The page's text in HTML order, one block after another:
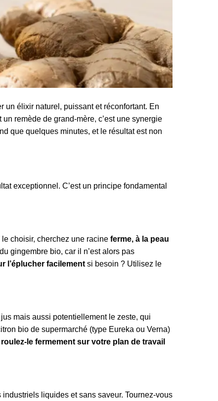
un élixir naturel, puissant et réconfortant. En
remède de grand-mère, c’est une synergie
que quelques minutes, et le résultat est non
exceptionnel. C’est un principe fondamental
choisir, cherchez une racine ferme, à la peau
gingembre bio, car il n’est alors pas
l’éplucher facilement si besoin ? Utilisez le
mais aussi potentiellement le zeste, qui
bio de supermarché (type Eureka ou Verna)
roulez-le fermement sur votre plan de travail
liquides et sans saveur. Tournez-vous